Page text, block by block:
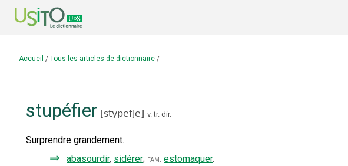
Accueil / Tous les articles de dictionnaire /
stupéfier [stypefje] v. tr. dir.
Surprendre grandement.
⇒ abasourdir, sidérer; fam. estomaquer.